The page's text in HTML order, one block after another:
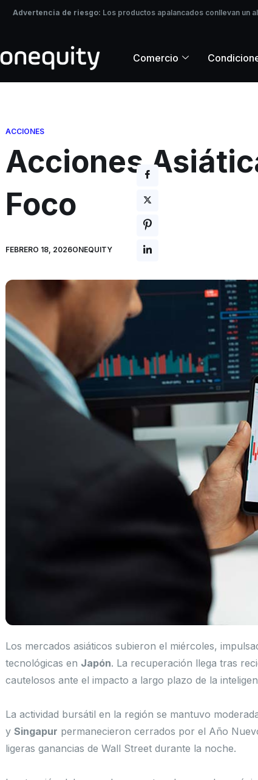
Advertencia de riesgo: Los productos apalancados conllevan un
Advertencia de riesgo:Los productos apalancados conllevan un
Comercio
ACCIONES
Acciones
Foco
FEBRERO 18, 2026ONEQUITY
Los mercados asiáticos subieron el miércoles,
tecnológicas en Japón. La recuperación llega tras
cautelosos ante el impacto a largo plazo de la
La actividad bursátil en la región se mantuvo
y Singapur permanecieron cerrados por el Año
ligeras ganancias de Wall Street durante la noche.